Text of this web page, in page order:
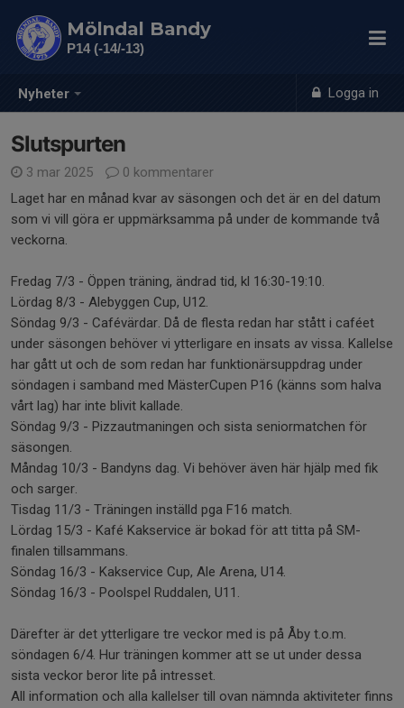
Nyheter Logga in
Mölndal Bandy
P14 (-14/-13)
Slutspurten
3 mar 2025
0 kommentarer
Laget har en månad kvar av säsongen och det är en del datum
som vi vill göra er uppmärksamma på under de kommande två
veckorna.
Fredag 7/3 - Öppen träning, ändrad tid, kl 16:30-19:10.
Lördag 8/3 - Alebyggen Cup, U12.
Söndag 9/3 - Cafévärdar. Då de flesta redan har stått i caféet
under säsongen behöver vi ytterligare en insats av vissa. Kallelse
har gått ut och de som redan har funktionärsuppdrag under
söndagen i samband med MästerCupen P16 (känns som halva
vårt lag) har inte blivit kallade.
Söndag 9/3 - Pizzautmaningen och sista seniormatchen för
säsongen.
Måndag 10/3 - Bandyns dag. Vi behöver även här hjälp med fik
och sarger.
Tisdag 11/3 - Träningen inställd pga F16 match.
Lördag 15/3 - Kafé Kakservice är bokad för att titta på SM-
finalen tillsammans.
Söndag 16/3 - Kakservice Cup, Ale Arena, U14.
Söndag 16/3 - Poolspel Ruddalen, U11.
Därefter är det ytterligare tre veckor med is på Åby t.o.m.
söndagen 6/4. Hur träningen kommer att se ut under dessa
sista veckor beror lite på intresset.
All information och alla kallelser till ovan nämnda aktiviteter finns